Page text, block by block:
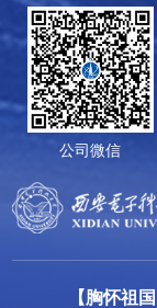
公司微信
【胸怀祖